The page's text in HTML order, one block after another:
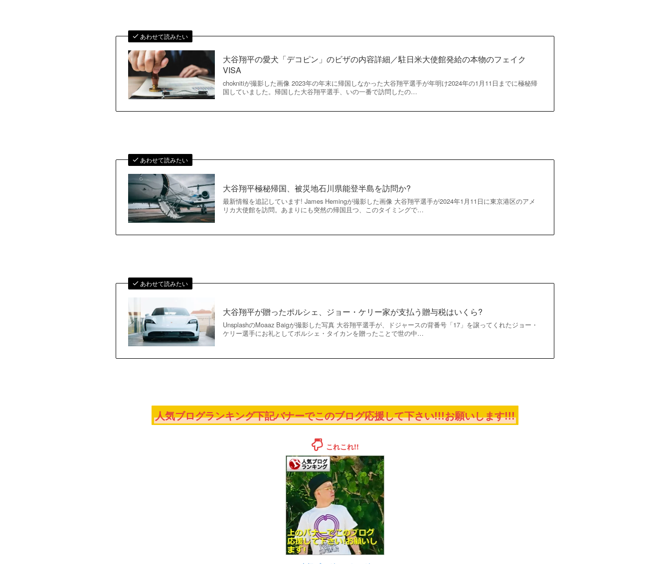
あわせて読みたい
大谷翔平の愛犬「デコピン」のビザの内容詳細／駐日米大使館発給の本物のフェイク
VISA
choknitiが撮影した画像 2023年の年末に帰国しなかった大谷翔平選手が年明け2024年の1月11日までに極秘帰
国していました。帰国した大谷翔平選手、いの一番で訪問したの…
あわせて読みたい
大谷翔平極秘帰国、被災地石川県能登半島を訪問か?
最新情報を追記しています! James Hemingが撮影した画像 大谷翔平選手が2024年1月11日に東京港区のアメ
リカ大使館を訪問。あまりにも突然の帰国且つ、このタイミングで…
あわせて読みたい
大谷翔平が贈ったポルシェ、ジョー・ケリー家が支払う贈与税はいくら?
UnsplashのMoaaz Baigが撮影した写真 大谷翔平選手が、ドジャースの背番号「17」を譲ってくれたジョー・
ケリー選手にお礼としてポルシェ・タイカンを贈ったことで世の中…
人気ブログランキング下記バナーでこのブログ応援して下さい!!!お願いします!!!
これこれ!!